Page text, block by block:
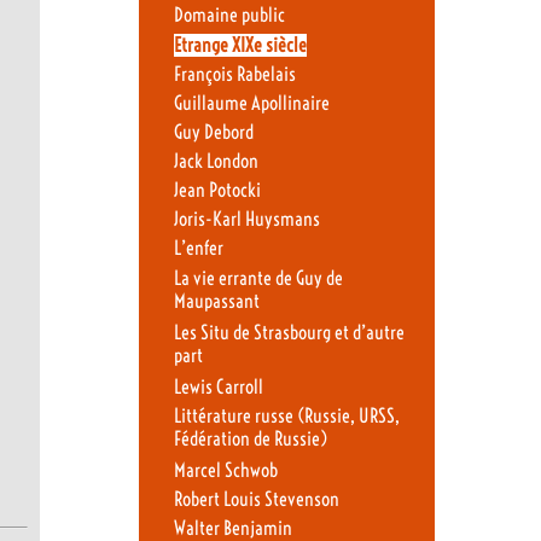
Domaine public
Etrange XIXe siècle
François Rabelais
Guillaume Apollinaire
Guy Debord
Jack London
Jean Potocki
Joris-Karl Huysmans
L’enfer
La vie errante de Guy de
Maupassant
Les Situ de Strasbourg et d’autre
part
Lewis Carroll
Littérature russe (Russie, URSS,
Fédération de Russie)
Marcel Schwob
Robert Louis Stevenson
Walter Benjamin